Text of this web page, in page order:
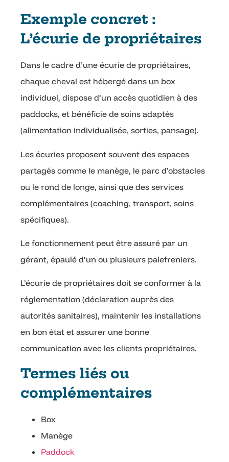
Exemple concret :
L’écurie de propriétaires
Dans le cadre d’une écurie de propriétaires,
chaque cheval est hébergé dans un box
individuel, dispose d’un accès quotidien à des
paddocks, et bénéficie de soins adaptés
(alimentation individualisée, sorties, pansage).
Les écuries proposent souvent des espaces
partagés comme le manège, le parc d’obstacles
ou le rond de longe, ainsi que des services
complémentaires (coaching, transport, soins
spécifiques).
Le fonctionnement peut être assuré par un
gérant, épaulé d’un ou plusieurs palefreniers.
L’écurie de propriétaires doit se conformer à la
réglementation (déclaration auprès des
autorités sanitaires), maintenir les installations
en bon état et assurer une bonne
communication avec les clients propriétaires.
Termes liés ou
complémentaires
Box
Manège
Paddock